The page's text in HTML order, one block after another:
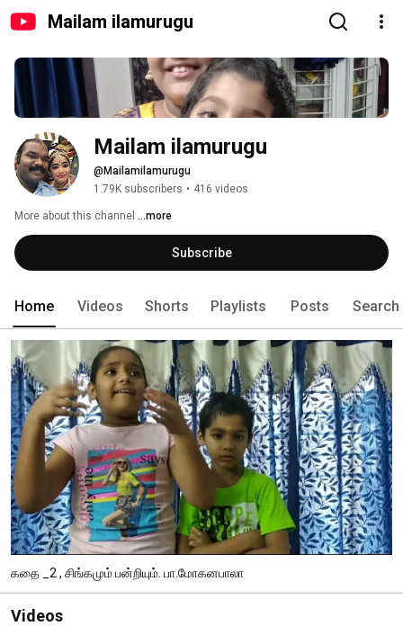
Mailam ilamurugu
Mailam ilamurugu
@Mailamilamurugu
1.79K subscribers • 416 videos
More about this channel ...more
Subscribe
Home Videos Shorts Playlists Posts Search
கதை _2 , சிங்கமும் பன்றியும். பா.மோகனபாலா
Videos